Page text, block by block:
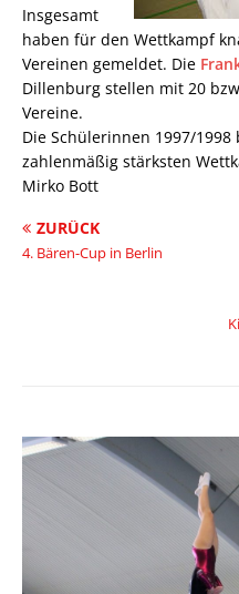
Insgesamt
haben für den Wettkampf
Vereinen gemeldet. Die
Dillenburg stellen mit 20
Vereine.
Die Schülerinnen 1997/
zahlenmäßig stärksten
Mirko Bott
ZURÜCK
4. Bären-Cup in Berlin